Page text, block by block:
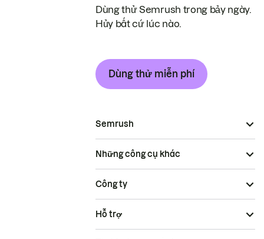
Dùng thử Semrush trong bảy ngày.
Hủy bất cứ lúc nào.
Dùng thử miễn phí
Semrush
Những công cụ khác
Công ty
Hỗ trợ